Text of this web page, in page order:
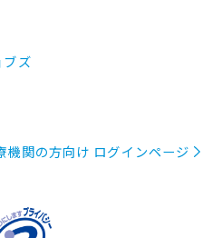
ブズ
機関の方向け ログインページ